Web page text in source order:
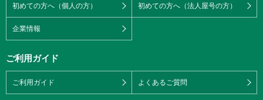
初めての方へ（個人の方） 初めての方へ（法人屋号の方）
企業情報
ご利用ガイド
ご利用ガイド よくあるご質問